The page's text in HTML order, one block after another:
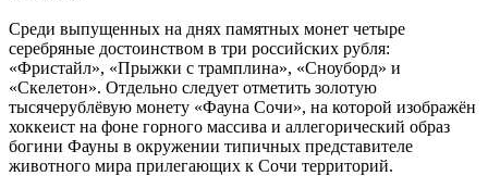
Среди выпущенных на днях памятных монет четыре
серебряные достоинством в три российских рубля:
«Фристайл», «Прыжки с трамплина», «Сноуборд» и
«Скелетон». Отдельно следует отметить золотую
тысячерублёвую монету «Фауна Сочи», на которой изображён
хоккеист на фоне горного массива и аллегорический образ
богини Фауны в окружении типичных представителе
животного мира прилегающих к Сочи территорий.